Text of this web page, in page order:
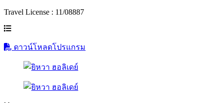
Travel License : 11/08887
ดาวน์โหลดโปรแกรม